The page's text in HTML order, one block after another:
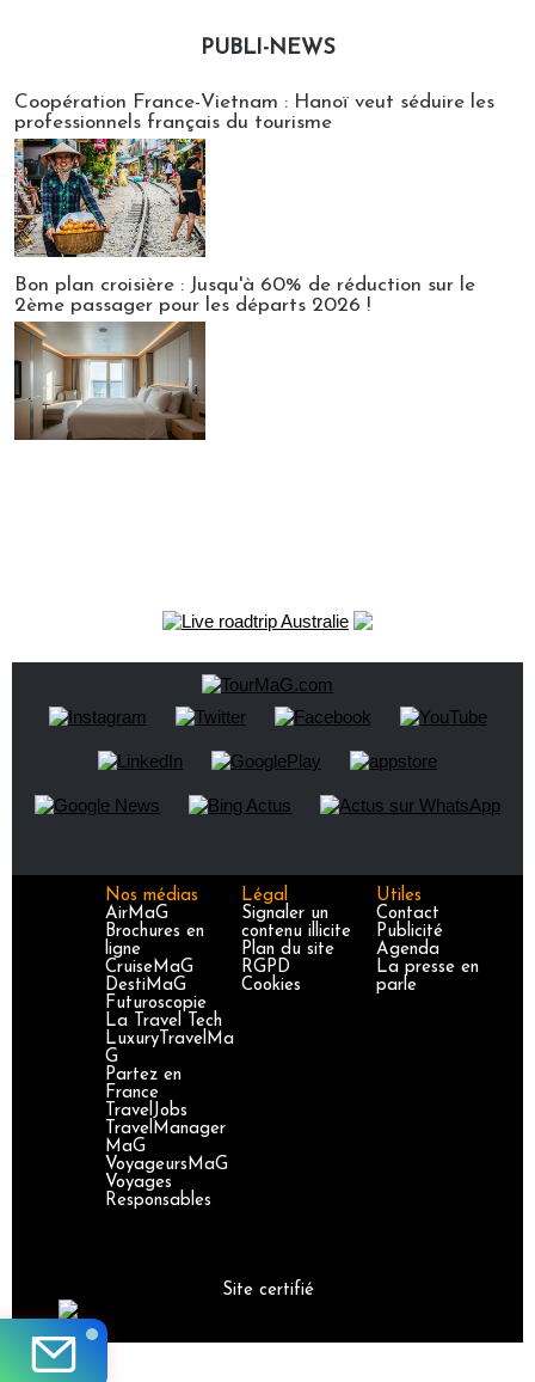
PUBLI-NEWS
Coopération France-Vietnam : Hanoï veut séduire les
professionnels français du tourisme
Bon plan croisière : Jusqu'à 60% de réduction sur le
2ème passager pour les départs 2026 !
Nos médias
AirMaG
Brochures en
ligne
CruiseMaG
DestiMaG
Futuroscopie
La Travel Tech
LuxuryTravelMa
G
Partez en
France
TravelJobs
TravelManager
MaG
VoyageursMaG
Voyages
Responsables
Légal
Signaler un
contenu illicite
Plan du site
RGPD
Cookies
Utiles
Contact
Publicité
Agenda
La presse en
parle
Site certifié